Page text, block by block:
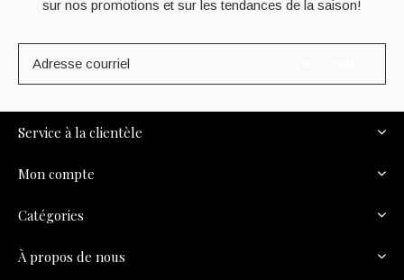
sur nos promotions et sur les tendances de la saison!
Service à la clientèle
Mon compte
Catégories
À propos de nous